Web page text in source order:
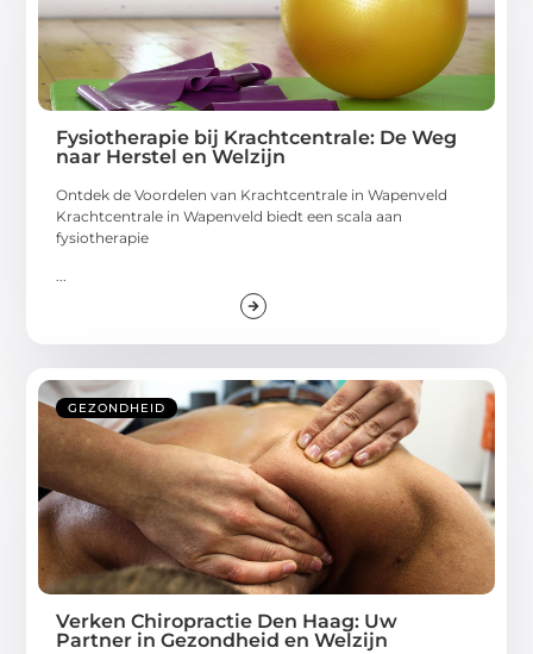
Fysiotherapie bij Krachtcentrale: De Weg
naar Herstel en Welzijn
Ontdek de Voordelen van Krachtcentrale in Wapenveld
Krachtcentrale in Wapenveld biedt een scala aan
fysiotherapie
...
GEZONDHEID
Verken Chiropractie Den Haag: Uw
Partner in Gezondheid en Welzijn